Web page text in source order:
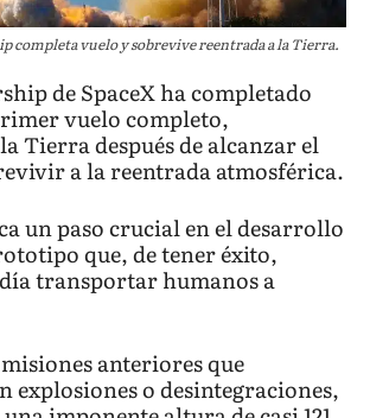
completa vuelo y sobrevive reentrada a la Tierra.
de SpaceX ha completado
vuelo completo,
Tierra después de alcanzar el
a la reentrada atmosférica.
un paso crucial en el desarrollo
que, de tener éxito,
transportar humanos a
anteriores que
explosiones o desintegraciones,